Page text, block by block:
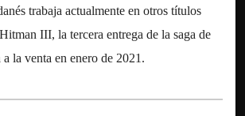
trabaja actualmente en otros títulos
III, la tercera entrega de la saga de
la venta en enero de 2021.